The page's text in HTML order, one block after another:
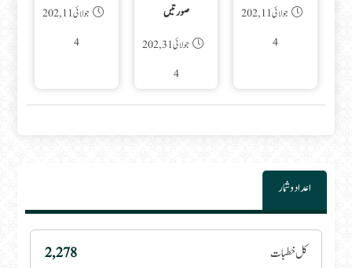
جولائی 11, 202
4
صورتیں
جولائی 31, 202
4
جولائی 11, 202
4
اعداد و شمار
کل خطبات
2,278